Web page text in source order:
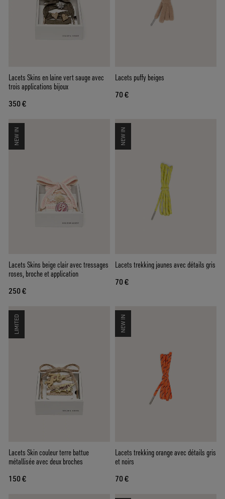
Lacets Skins en laine vert sauge avec
trois applications bijoux
350 €
Lacets puffy beiges
70 €
NEW IN
Lacets Skins beige clair avec tressages
roses, broche et application
250 €
NEW IN
Lacets trekking jaunes avec détails gris
70 €
LIMITED
Lacets Skin couleur terre battue
métallisée avec deux broches
150 €
NEW IN
Lacets trekking orange avec détails gris
et noirs
70 €